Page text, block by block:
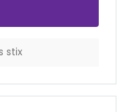
stix